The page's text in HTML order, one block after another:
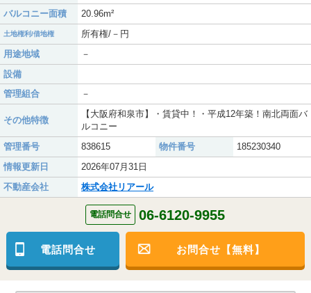
バルコニー面積
20.96m²
土地権利/借地権
所有権/－円
用途地域
－
設備
管理組合
－
その他特徴
【大阪府和泉市】・賃貸中！・平成12年築！南北両面バ
ルコニー
管理番号
838615 物件番号
185230340
情報更新日
2026年07月31日
不動産会社
株式会社リアール
電話問合せ 06-6120-9955
電話問合せ お問合せ【無料】